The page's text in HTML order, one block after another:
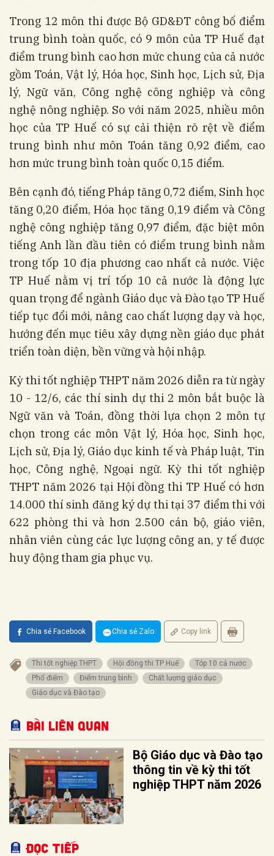
Trong 12 môn thi được Bộ GD&ĐT công bố điểm
trung bình toàn quốc, có 9 môn của TP Huế đạt
điểm trung bình cao hơn mức chung của cả nước
gồm Toán, Vật lý, Hóa học, Sinh học, Lịch sử, Địa
lý, Ngữ văn, Công nghệ công nghiệp và công
nghệ nông nghiệp. So với năm 2025, nhiều môn
học của TP Huế có sự cải thiện rõ rệt về điểm
trung bình như môn Toán tăng 0,92 điểm, cao
hơn mức trung bình toàn quốc 0,15 điểm.
Bên cạnh đó, tiếng Pháp tăng 0,72 điểm, Sinh học
tăng 0,20 điểm, Hóa học tăng 0,19 điểm và Công
nghệ công nghiệp tăng 0,97 điểm, đặc biệt môn
tiếng Anh lần đầu tiên có điểm trung bình nằm
trong tốp 10 địa phương cao nhất cả nước. Việc
TP Huế nằm vị trí tốp 10 cả nước là động lực
quan trọng để ngành Giáo dục và Đào tạo TP Huế
tiếp tục đổi mới, nâng cao chất lượng dạy và học,
hướng đến mục tiêu xây dựng nền giáo dục phát
triển toàn diện, bền vững và hội nhập.
Kỳ thi tốt nghiệp THPT năm 2026 diễn ra từ ngày
10 - 12/6, các thí sinh dự thi 2 môn bắt buộc là
Ngữ văn và Toán, đồng thời lựa chọn 2 môn tự
chọn trong các môn Vật lý, Hóa học, Sinh học,
Lịch sử, Địa lý, Giáo dục kinh tế và Pháp luật, Tin
học, Công nghệ, Ngoại ngữ. Kỳ thi tốt nghiệp
THPT năm 2026 tại Hội đồng thi TP Huế có hơn
14.000 thí sinh đăng ký dự thi tại 37 điểm thi với
622 phòng thi và hơn 2.500 cán bộ, giáo viên,
nhân viên cùng các lực lượng công an, y tế được
huy động tham gia phục vụ.
Chia sẻ Facebook Chia sẻ Zalo Copy link
Thi tốt nghiệp THPT Hội đồng thi TP Huế
Tóp 10 cả nước
Phổ điểm
Điểm trung bình
Chất lượng giáo dục
Giáo dục và Đào tạo
Bài liên quan
Bộ Giáo dục và Đào tạo
thông tin về kỳ thi tốt
nghiệp THPT năm 2026
Đọc tiếp